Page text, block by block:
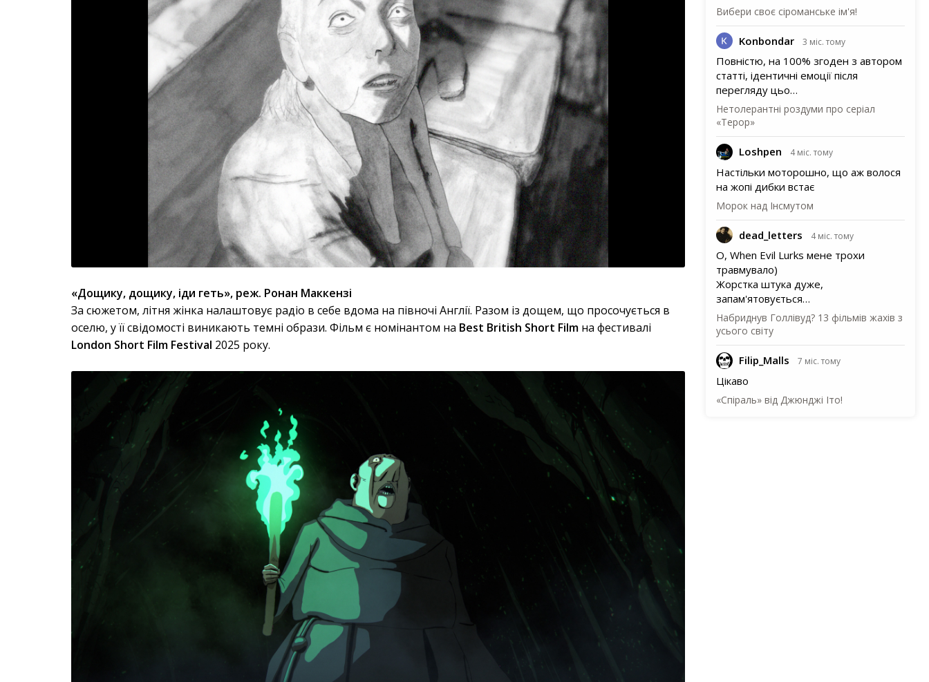
«Дощику, дощику, іди геть», реж. Ронан Маккензі
За сюжетом, літня жінка налаштовує радіо в себе вдома на півночі Англії. Разом із дощем, що просочується в
оселю, у її свідомості виникають темні образи. Фільм є номінантом на Best British Short Film на фестивалі
London Short Film Festival 2025 року.
Вибери своє сіроманське ім'я!
Konbondar 3 міс. тому
Повністю, на 100% згоден з автором
статті, ідентичні емоції після
перегляду цьо…
Нетолерантні роздуми про серіал
«Терор»
Loshpen 4 міс. тому
Настільки моторошно, що аж волося
на жопі дибки встає
Морок над Інсмутом
dead_letters 4 міс. тому
О, When Evil Lurks мене трохи
травмувало)
Жорстка штука дуже,
запам'ятовується…
Набриднув Голлівуд? 13 фільмів жахів з
усього світу
Filip_Malls 7 міс. тому
Цікаво
«Спіраль» від Джюнджі Іто!